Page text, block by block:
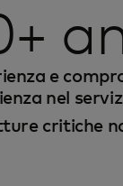
e
nel
critiche